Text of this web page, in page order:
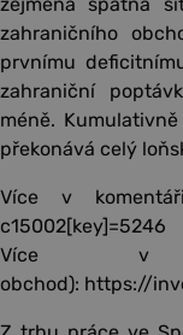
zahraničního
prvnímu
zahraniční
méně.
překonává celý
Více v
c15002[key]=5246
Více v
obchod): https://